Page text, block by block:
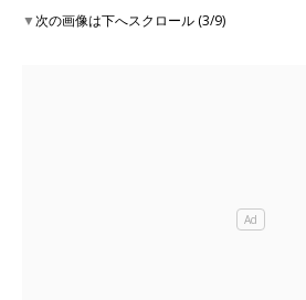
▼次の画像は下へスクロール (3/9)